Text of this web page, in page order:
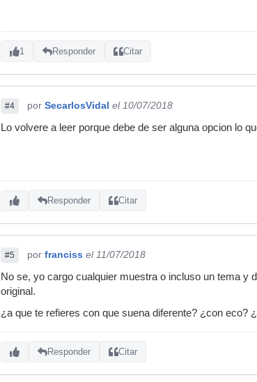
1 Responder Citar
#4 por SecarlosVidal el 10/07/2018
Lo volvere a leer porque debe de ser alguna opcion lo
Responder Citar
#5 por franciss el 11/07/2018
No se, yo cargo cualquier muestra o incluso un tema y
original.
¿a que te refieres con que suena diferente? ¿con eco?
Responder Citar